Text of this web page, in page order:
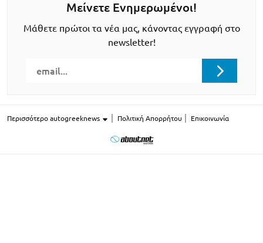
Μείνετε Ενημερωμένοι!
Μάθετε πρώτοι τα νέα μας, κάνοντας εγγραφή στο
newsletter!
Περισσότερο autogreeknews Πολιτική Απορρήτου Επικοινωνία